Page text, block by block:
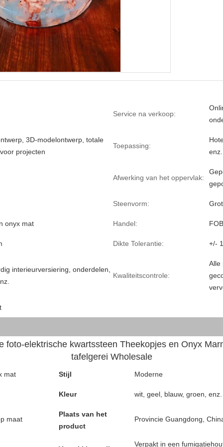
Service na verkoop:
3D-modelontwerp, totale
projecten
Toepassing:
enz.
Afwerking van het oppervlak:
Steenvorm:
onyx mat Handel:
Dikte Tolerantie: +/-
interieurversiering, onderdelen,
Kwaliteitscontrole:
Alle
foto-elektrische kwartssteen Theekopjes en Onyx
tafelgerei Wholesale
mat Stijl Moderne
Kleur wit, geel, blauw, groen, enz.
maat
Plaats van het
product
Provincie Guangdong,
Verpakt in een